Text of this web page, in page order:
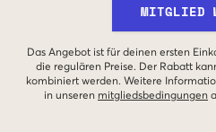
MITGLIED
Das Angebot ist für deinen ersten
die regulären Preise. Der Rabatt
kombiniert werden. Weitere
in unseren mitgliedsbedingungen